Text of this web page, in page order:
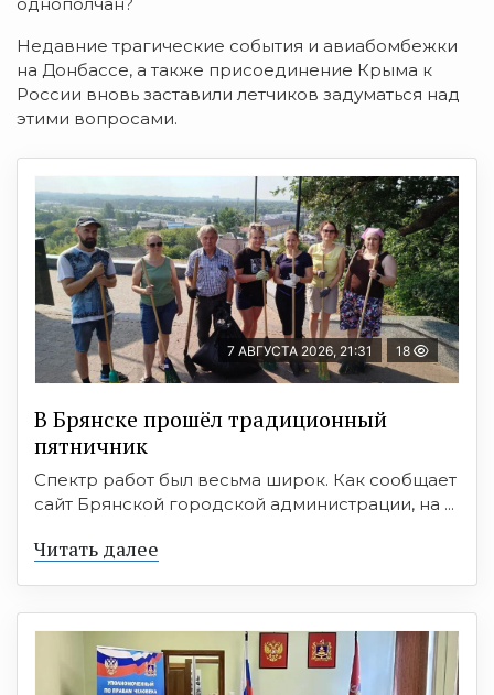
Недавние трагические события и авиабомбежки
на Донбассе, а также присоединение Крыма к
России вновь заставили летчиков задуматься над
этими вопросами.
7 АВГУСТА 2026, 21:31 18
В Брянске прошёл традиционный
пятничник
Спектр работ был весьма широк. Как сообщает
сайт Брянской городской администрации, на ...
Читать далее